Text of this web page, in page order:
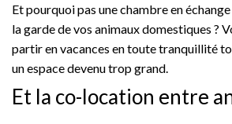
Et pourquoi pas une chambre en
la garde de vos animaux domestiques ?
partir en vacances en toute tranquillité
un espace devenu trop grand.
Et la co-location entre